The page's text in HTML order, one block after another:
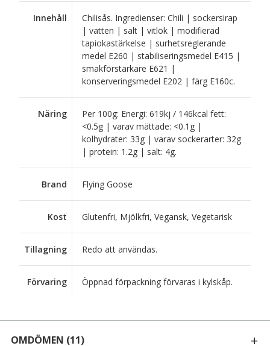
Innehåll
Chilisås. Ingredienser: Chili | sockersirap
| vatten | salt | vitlök | modifierad
tapiokastärkelse | surhetsreglerande
medel E260 | stabiliseringsmedel E415 |
smakförstärkare E621 |
konserveringsmedel E202 | färg E160c.
Näring
Per 100g: Energi: 619kj / 146kcal fett:
<0.5g | varav mättade: <0.1g |
kolhydrater: 33g | varav sockerarter: 32g
| protein: 1.2g | salt: 4g.
Brand Flying Goose
Kost Glutenfri, Mjölkfri, Vegansk, Vegetarisk
Tillagning Redo att användas.
Förvaring Öppnad förpackning förvaras i kylskåp.
OMDÖMEN (11)